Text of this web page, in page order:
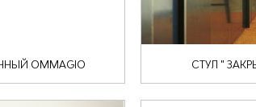
OMMAGIO СТУЛ "